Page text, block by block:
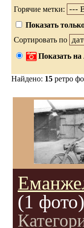
Горячие метки:
Показать
Сортировать по
Показать на
Найдено: 15 ретро
(1 фото)